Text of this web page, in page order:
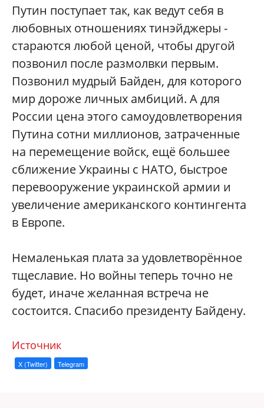
Путин поступает так, как ведут себя в
любовных отношениях тинэйджеры -
стараются любой ценой, чтобы другой
позвонил после размолвки первым.
Позвонил мудрый Байден, для которого
мир дороже личных амбиций. А для
России цена этого самоудовлетворения
Путина сотни миллионов, затраченные
на перемещение войск, ещё большее
сближение Украины с НАТО, быстрое
перевооружение украинской армии и
увеличение американского контингента
в Европе.
Немаленькая плата за удовлетворённое
тщеславие. Но войны теперь точно не
будет, иначе желанная встреча не
состоится. Спасибо президенту Байдену.
Источник
X (Twitter) Telegram